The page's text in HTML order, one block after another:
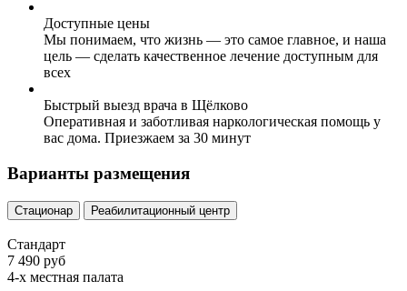
Доступные цены
Мы понимаем, что жизнь — это самое главное, и наша
цель — сделать качественное лечение доступным для
всех
Быстрый выезд врача в Щёлково
Оперативная и заботливая наркологическая помощь у
вас дома. Приезжаем за 30 минут
Варианты размещения
Стационар Реабилитационный центр
Стандарт
7 490 руб
4-х местная палата